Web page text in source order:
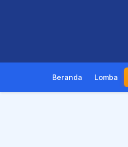
Beranda Lomba